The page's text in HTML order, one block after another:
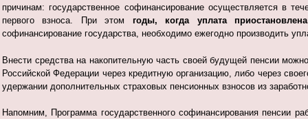
причинам: государственное софинансирование осуществляется в
первого взноса. При этом годы, когда уплата
софинансирование государства, необходимо ежегодно производить
Внести средства на накопительную часть своей будущей пенсии
Российской Федерации через кредитную организацию, либо через
удержании дополнительных страховых пенсионных взносов из
Напомним, Программа государственного софинансирования пенсии